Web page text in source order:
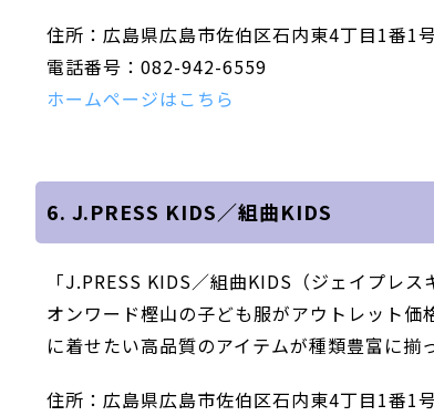
住所：広島県広島市佐伯区石内東4丁目1番1
電話番号：082-942-6559
ホームページはこちら
6. J.PRESS KIDS／組曲KIDS
「J.PRESS KIDS／組曲KIDS（ジェイプレ
オンワード樫山の子ども服がアウトレット
に着せたい高品質のアイテムが種類豊富に揃
住所：広島県広島市佐伯区石内東4丁目1番1